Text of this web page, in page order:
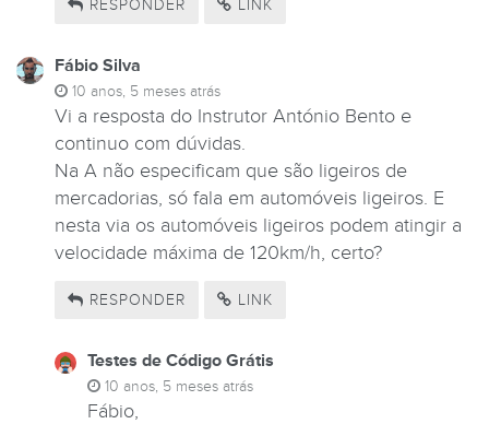
RESPONDER LINK
Fábio Silva
10 anos, 5 meses atrás
Vi a resposta do Instrutor António Bento e
continuo com dúvidas.
Na A não especificam que são ligeiros de
mercadorias, só fala em automóveis ligeiros. E
nesta via os automóveis ligeiros podem atingir a
velocidade máxima de 120km/h, certo?
RESPONDER LINK
Testes de Código Grátis
10 anos, 5 meses atrás
Fábio,